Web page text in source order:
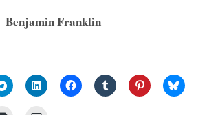
Benjamin Franklin